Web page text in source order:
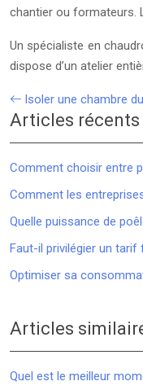
chantier ou formateurs.
Un spécialiste en
dispose d’un atelier
Isoler une chambre
Articles récents
Comment choisir entre
Comment les
Quelle puissance de
Faut-il privilégier un tarif
Optimiser sa
Articles
Quel est le meilleur